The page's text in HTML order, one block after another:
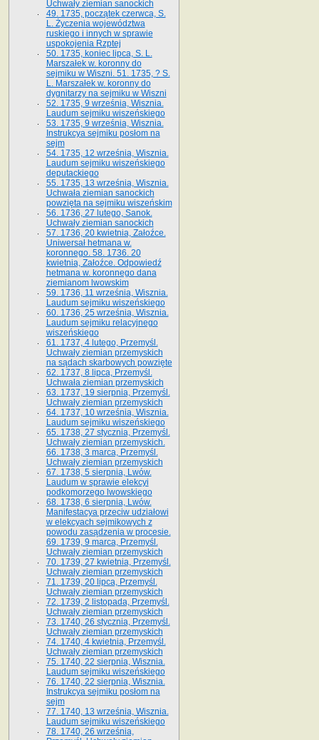
Uchwały ziemian sanockich
49. 1735, początek czerwca, S.
L. Życzenia województwa
ruskiego i innych w sprawie
uspokojenia Rzptej
50. 1735, koniec lipca, S. L.
Marszałek w. koronny do
sejmiku w Wiszni. 51. 1735, ? S.
L. Marszałek w. koronny do
dygnitarzy na sejmiku w Wiszni
52. 1735, 9 września, Wisznia.
Laudum sejmiku wiszeńskiego
53. 1735, 9 września, Wisznia.
Instrukcya sejmiku posłom na
sejm
54. 1735, 12 września, Wisznia.
Laudum sejmiku wiszeńskiego
deputackiego
55. 1735, 13 września, Wisznia.
Uchwała ziemian sanockich
powzięta na sejmiku wiszeńskim
56. 1736, 27 lutego, Sanok.
Uchwały ziemian sanockich
57. 1736, 20 kwietnia, Załoźce.
Uniwersał hetmana w.
koronnego. 58. 1736. 20
kwietnia, Załoźce. Odpowiedź
hetmana w. koronnego dana
ziemianom lwowskim
59. 1736, 11 września, Wisznia.
Laudum sejmiku wiszeńskiego
60. 1736, 25 września, Wisznia.
Laudum sejmiku relacyjnego
wiszeńskiego
61. 1737, 4 lutego, Przemyśl.
Uchwały ziemian przemyskich
na sądach skarbowych powzięte
62. 1737, 8 lipca, Przemyśl.
Uchwała ziemian przemyskich
63. 1737, 19 sierpnia, Przemyśl.
Uchwały ziemian przemyskich
64. 1737, 10 września, Wisznia.
Laudum sejmiku wiszeńskiego
65. 1738, 27 stycznia, Przemyśl.
Uchwały ziemian przemyskich­­.
66. 1738, 3 marca, Przemyśl.
Uchwały ziemian przemyskich­
67. 1738, 5 sierpnia, Lwów.
Laudum w sprawie elekcyi
podkomorzego lwowskiego
68. 1738, 6 sierpnia, Lwów.
Manifestacya przeciw udziałowi
w elekcyach sejmikowych z
powodu zasądzenia w procesie.
69. 1739, 9 marca, Przemyśl.
Uchwały ziemian przemyskich
70. 1739, 27 kwietnia, Przemyśl.
Uchwały ziemian przemyskich
71. 1739, 20 lipca, Przemyśl.
Uchwały ziemian przemyskich
72. 1739, 2 listopada, Przemyśl.
Uchwały ziemian przemyskich
73. 1740, 26 stycznia, Przemyśl.
Uchwały ziemian przemyskich
74. 1740, 4 kwietnia, Przemyśl.
Uchwały ziemian przemyskich
75. 1740, 22 sierpnia, Wisznia.
Laudum sejmiku wiszeńskiego
76. 1740, 22 sierpnia, Wisznia.
Instrukcya sejmiku posłom na
sejm
77. 1740, 13 września, Wisznia.
Laudum sejmiku wiszeńskiego
78. 1740, 26 września,